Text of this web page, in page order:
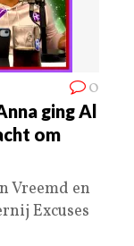
0
ging Al
om
Vreemd en
Excuses